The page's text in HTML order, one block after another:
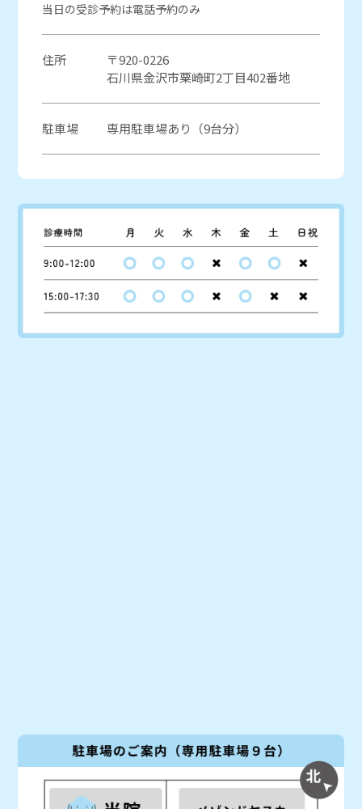
当日の受診予約は電話予約のみ
住所
〒920-0226
石川県金沢市粟崎町2丁目402番地
駐車場 専用駐車場あり（9台分）